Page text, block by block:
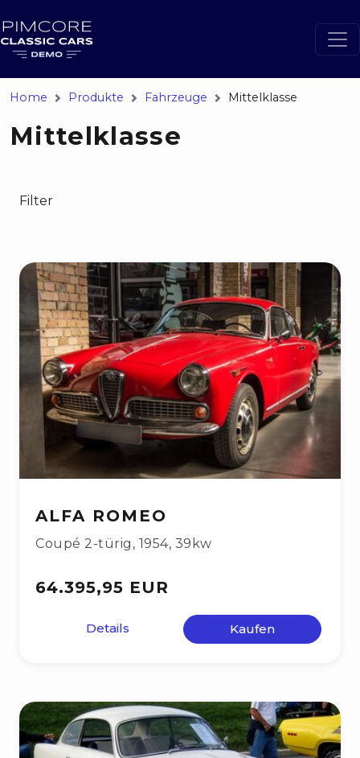
Home Produkte Fahrzeuge Mittelklasse
Mittelklasse
Filter
ALFA ROMEO
Coupé 2-türig , 1954, 39kw
64.395,95 EUR
Details Kaufen